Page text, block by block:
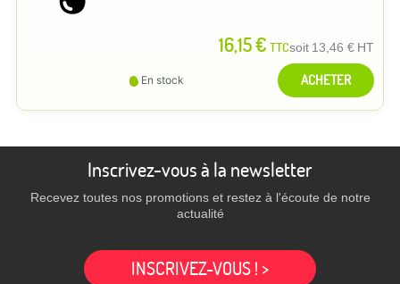
16,15 € TTCsoit 13,46 € HT
En stock ACHETER
Inscrivez-vous à la newsletter
Recevez toutes nos promotions et restez à l'écoute de notre
actualité
INSCRIVEZ-VOUS ! >